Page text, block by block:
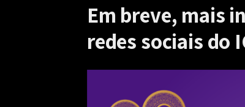
Em breve, mais
redes sociais do